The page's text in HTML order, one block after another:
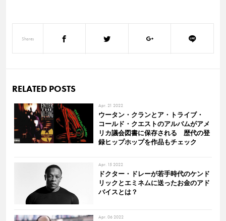
Shares
RELATED POSTS
Apr. 21 2022
ウータン・クランとア・トライブ・
コールド・クエストのアルバムがアメ
リカ議会図書に保存される 歴代の登
録ヒップホップを作品もチェック
Apr. 15 2022
ドクター・ドレーが若手時代のケンド
リックとエミネムに送ったお金のアド
バイスとは？
Apr. 06 2022